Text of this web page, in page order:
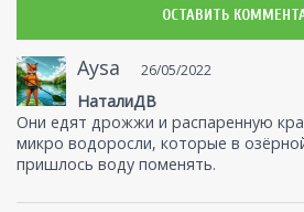
ОСТАВИТЬ
Aysa 26/05/2022
НаталиДВ
Они едят дрожжи и распаренную
микро водоросли, которые в
пришлось воду поменять.